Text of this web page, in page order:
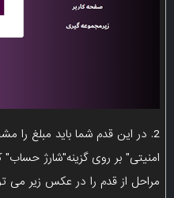
2. در این قدم شما باید مبلغ را
امنیتی" بر روی گزینه"شارژ حساب"
مراحل از قدم را در عکس زیر می